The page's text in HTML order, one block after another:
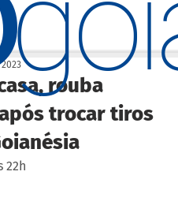
rouba
trocar tiros
22h